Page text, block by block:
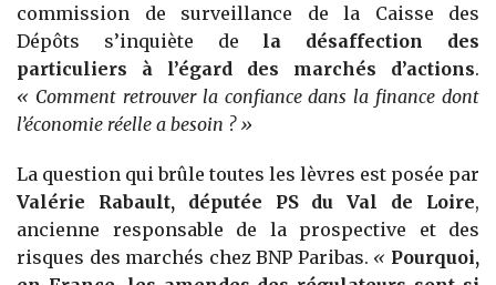
commission de surveillance de la Caisse des
Dépôts s’inquiète de la désaffection des
particuliers à l’égard des marchés d’actions.
« Comment retrouver la confiance dans la finance dont
l’économie réelle a besoin ? »
La question qui brûle toutes les lèvres est posée par
Valérie Rabault, députée PS du Val de Loire,
ancienne responsable de la prospective et des
risques des marchés chez BNP Paribas. « Pourquoi,